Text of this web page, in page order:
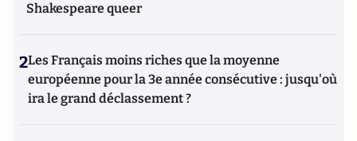
Shakespeare queer
2Les Français moins riches que la moyenne
européenne pour la 3e année consécutive : jusqu'où
ira le grand déclassement ?